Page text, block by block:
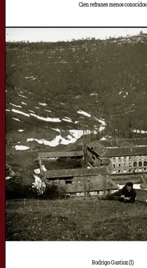
Cien refranes menos conocidos
Rodrigo Gustioz (I)